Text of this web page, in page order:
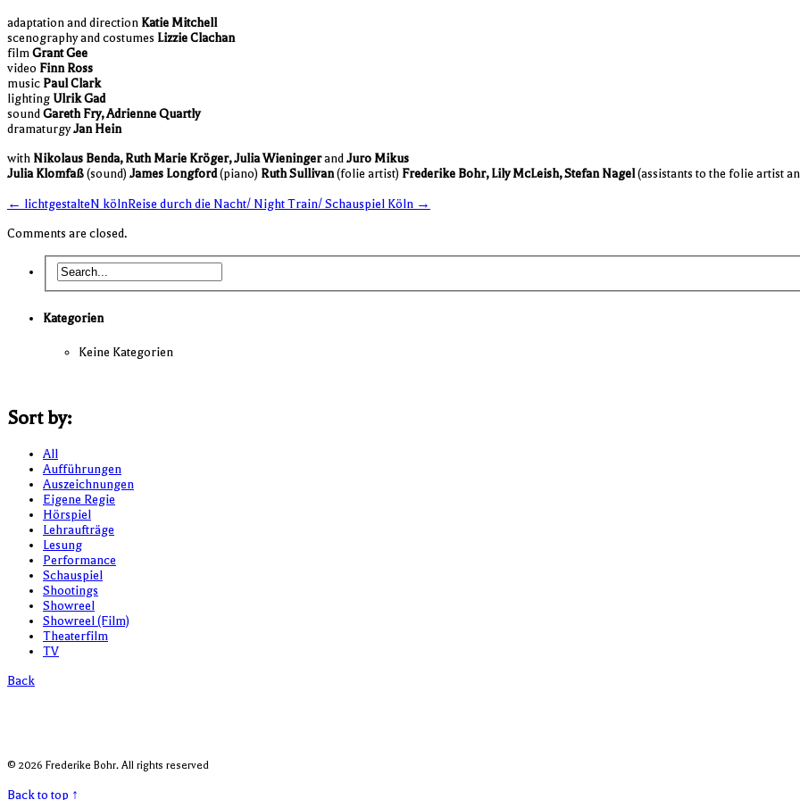
adapta­tion and direc­tion Katie Mit­chell
sce­no­gra­phy and cos­tu­mes Liz­zie Clachan
filmGrant Gee
video Finn Ross
music Paul Clark
light­ing Ulrik Gad
soundGareth Fry, Adri­enne Quartly
dra­ma­turgyJan Hein
with Niko­laus Benda, Ruth Marie Krö­ger, Julia Wie­nin­gerandJuro Mikus
Julia Klom­faß(sound) James Longford(piano) Ruth Sul­li­van(folie artist) Fre­de­rike Bohr, Lily McLeish, Ste­fan Nagel(assis­tants to the folie artist
← lichtgestalteN kölnReise durch die Nacht/ Night Train/ Schauspiel Köln →
Comments are closed.
Kategorien
Keine Kategorien
Sort by:
All
Aufführungen
Auszeichnungen
Eigene Regie
Hörspiel
Lehraufträge
Lesung
Performance
Schauspiel
Shootings
Showreel
Showreel (Film)
Theaterfilm
TV
Back
© 2026 Frederike Bohr. All rights reserved
Back to top ↑